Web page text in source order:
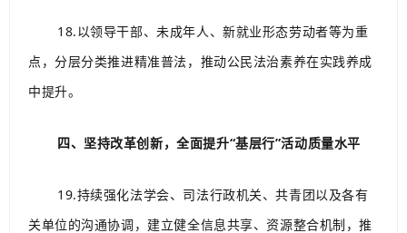
18.以领导干部、未成年人、新就业形态劳动者等为重
点，分层分类推进精准普法，推动公民法治素养在实践养成
中提升。
四、坚持改革创新，全面提升“基层行”活动质量水平
19.持续强化法学会、司法行政机关、共青团以及各有
关单位的沟通协调，建立健全信息共享、资源整合机制，推